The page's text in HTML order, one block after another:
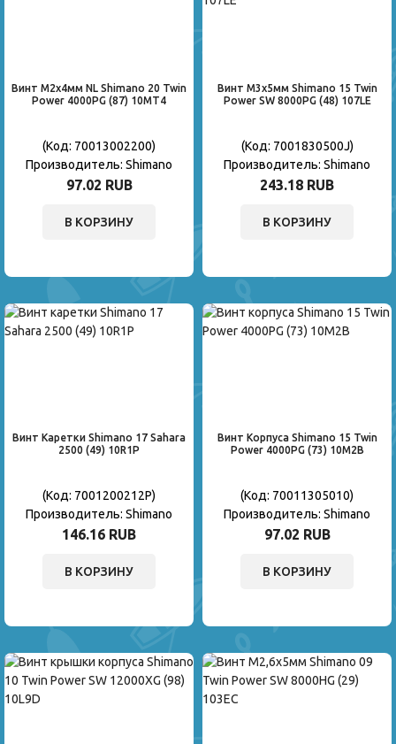
Винт M2x4мм NL Shimano 20 Twin
Power 4000PG (87) 10MT4
(Код: 70013002200)
Производитель: Shimano
97.02 RUB
В КОРЗИНУ
Винт M3x5мм Shimano 15 Twin
Power SW 8000PG (48) 107LE
(Код: 7001830500J)
Производитель: Shimano
243.18 RUB
В КОРЗИНУ
Винт Каретки Shimano 17 Sahara
2500 (49) 10R1P
(Код: 7001200212P)
Производитель: Shimano
146.16 RUB
В КОРЗИНУ
Винт Корпуса Shimano 15 Twin
Power 4000PG (73) 10M2B
(Код: 70011305010)
Производитель: Shimano
97.02 RUB
В КОРЗИНУ